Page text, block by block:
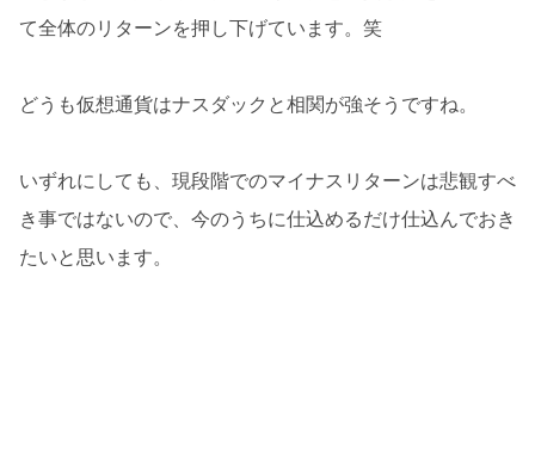
て全体のリターンを押し下げています。笑
どうも仮想通貨はナスダックと相関が強そうですね。
いずれにしても、現段階でのマイナスリターンは悲観すべ
き事ではないので、今のうちに仕込めるだけ仕込んでおき
たいと思います。